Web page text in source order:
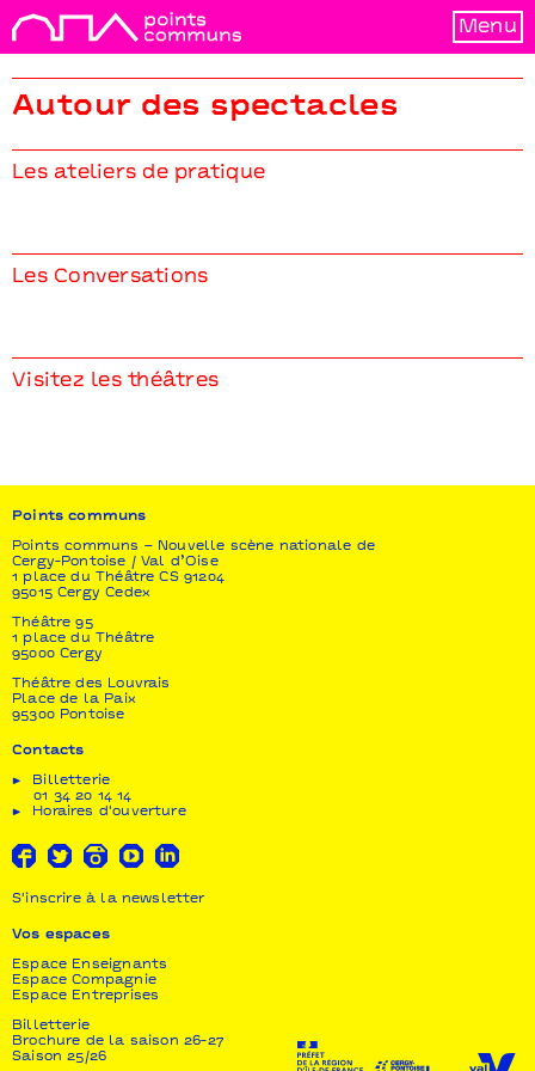
Menu
Autour des spectacles
Les ateliers de pratique
Les Conversations
Visitez les théâtres
Points communs
Points communs – Nouvelle scène nationale de
Cergy-Pontoise / Val d’Oise
1 place du Théâtre CS 91204
95015 Cergy Cedex
Théâtre 95
1 place du Théâtre
95000 Cergy
Théâtre des Louvrais
Place de la Paix
95300 Pontoise
Contacts
Billetterie
01 34 20 14 14
Horaires d'ouverture
S'inscrire à la newsletter
Vos espaces
Espace Enseignants
Espace Compagnie
Espace Entreprises
Billetterie
Brochure de la saison 26-27
Saison 25/26